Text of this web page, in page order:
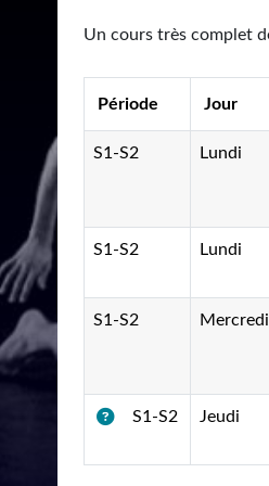
Un cours très complet
Période Jour
S1-S2 Lundi
S1-S2 Lundi
S1-S2 Mercredi
S1-S2 Jeudi